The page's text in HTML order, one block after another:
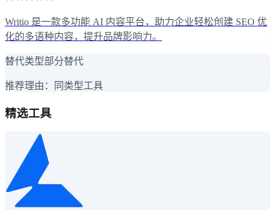
Writio 是一款多功能 AI 内容平台，助力企业轻松创建 SEO 优
化的多语种内容，提升品牌影响力。
替代类型部分替代
推荐理由： 同类型工具
精选工具